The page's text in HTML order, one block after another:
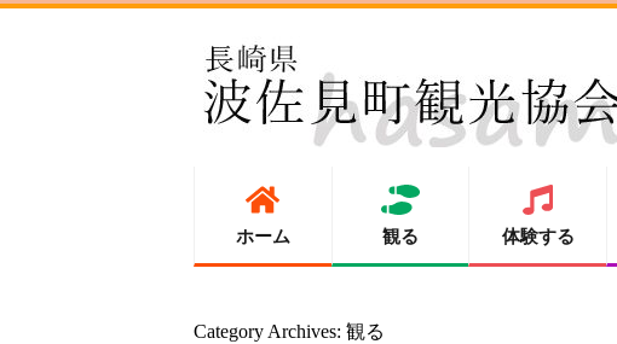
ホーム 観る 体験する
Category Archives: 観る